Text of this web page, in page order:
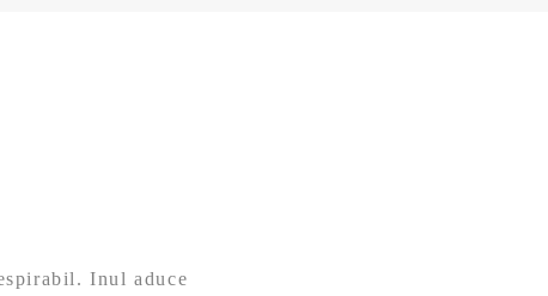
Inul aduce